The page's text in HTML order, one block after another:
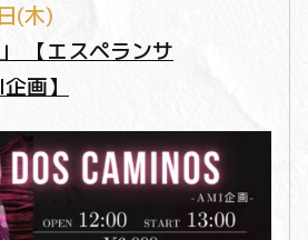
(木)
【エスペランサ
画】